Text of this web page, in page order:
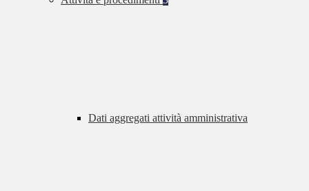
Dati aggregati attività amministrativa